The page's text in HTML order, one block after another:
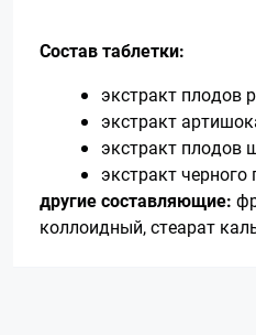
Состав таблетки:
экстракт плодов
экстракт
экстракт плодов
экстракт
другие составляющие:
коллоидный, стеарат